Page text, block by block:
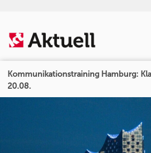
Kommunikationstraining Hamburg:
20.08.